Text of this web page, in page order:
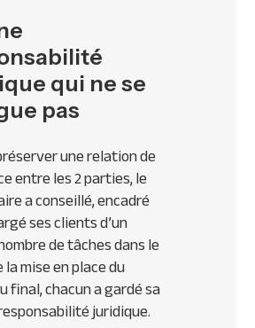
qui ne se
pas
une relation de
entre les 2 parties, le
a conseillé, encadré
ses clients d’un
de tâches dans le
mise en place du
final, chacun a gardé sa
juridique.